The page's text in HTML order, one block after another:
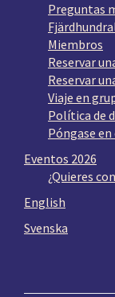
Preguntas
Miembros
Reservar
Reservar
Viaje en
Política de
Póngase
Eventos 2026
¿Quieres
English
Svenska